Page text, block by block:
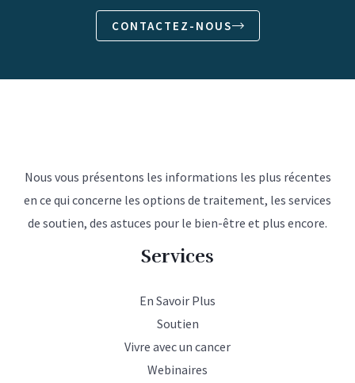
CONTACTEZ-NOUS
Nous vous présentons les informations les plus récentes
en ce qui concerne les options de traitement, les services
de soutien, des astuces pour le bien-être et plus encore.
Services
En Savoir Plus
Soutien
Vivre avec un cancer
Webinaires